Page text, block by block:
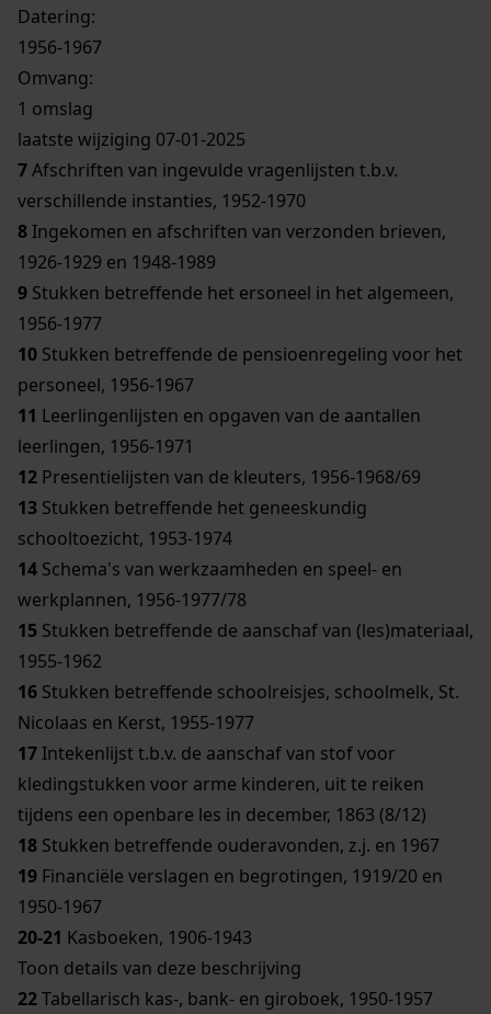
Datering:
1956-1967
Omvang:
1 omslag
laatste wijziging 07-01-2025
7Afschriften van ingevulde vragenlijsten t.b.v.
verschillende instanties, 1952-1970
8 Ingekomen en afschriften van verzonden brieven,
1926-1929 en 1948-1989
9 Stukken betreffende het ersoneel in het algemeen,
1956-1977
10 Stukken betreffende de pensioenregeling voor het
personeel, 1956-1967
11 Leerlingenlijsten en opgaven van de aantallen
leerlingen, 1956-1971
12 Presentielijsten van de kleuters, 1956-1968/69
13 Stukken betreffende het geneeskundig
schooltoezicht, 1953-1974
14 Schema's van werkzaamheden en speel- en
werkplannen, 1956-1977/78
15 Stukken betreffende de aanschaf van (les)materiaal,
1955-1962
16 Stukken betreffende schoolreisjes, schoolmelk, St.
Nicolaas en Kerst, 1955-1977
17 Intekenlijst t.b.v. de aanschaf van stof voor
kledingstukken voor arme kinderen, uit te reiken
tijdens een openbare les in december, 1863 (8/12)
18 Stukken betreffende ouderavonden, z.j. en 1967
19 Financiële verslagen en begrotingen, 1919/20 en
1950-1967
20-21 Kasboeken, 1906-1943
Toon details van deze beschrijving
22Tabellarisch kas-, bank- en giroboek, 1950-1957